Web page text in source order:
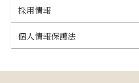
採用情報
個人情報保護法